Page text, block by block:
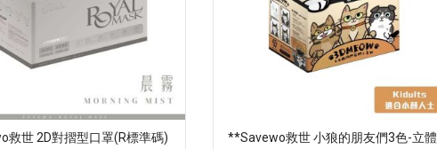
救世 2D對摺型口罩(R標準碼)
**Savewo救世 小狼的朋友們3色-立體